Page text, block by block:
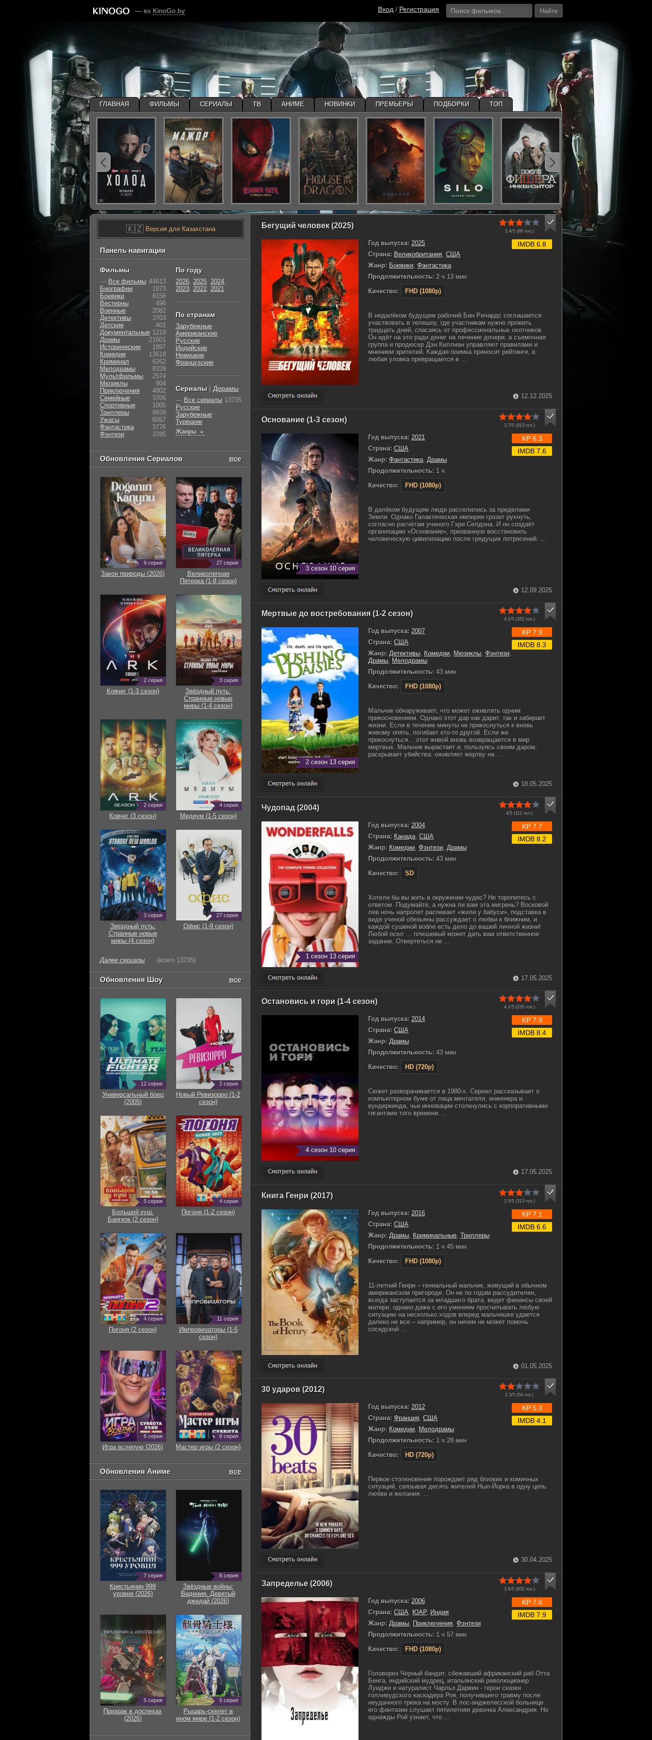
— ex KinoGo.by Вход / Регистрация Найти
Бегущий человек (2025)
3.4/5 (98 гол.)
Год выпуска: 2025
Страна: Великобритания, США
Жанр: Боевики, Фантастика
Продолжительность: 2 ч 13 мин
Качество:
FHD (1080p)
IMDB 6.8
В недалёком будущем рабочий Бен Ричардс соглашается
участвовать в телешоу, где участникам нужно прожить
тридцать дней, спасаясь от профессиональных охотников.
Он идёт на это ради денег на лечение дочери, а съемочная
группа и продюсер Дэн Киллиан управляют правилами и
мнением зрителей. Каждая поимка приносит рейтинги, а
любая уловка превращается в ...
12.12.2025
Основание (1-3 сезон)
3.7/5 (813гол.)
3 сезон 10 серия
Год выпуска: 2021
Страна: США
Жанр: Фантастика Драмы
Продолжительность: 1 ч
Качество:
FHD (1080p)
KP 6.3
IMDB 7.6
В далёком будущем люди расселились за пределами
Земли. Однако Галактическая империя грозит рухнуть,
согласно расчётам ученого Гэри Селдона. И он создаёт
организацию «Основание», призванную восстановить
человеческую цивилизацию после грядущих потрясений. ...
12.09.2025
Мертвые до востребования (1-2 сезон)
4.1/5 (352гол.)
2 сезон 13 серия
Год выпуска: 2007
Страна: США
Жанр: Детективы, Комедии, Мюзиклы, Фэнтези,
Драмы, Мелодрамы
Продолжительность: 43 мин
Качество:
FHD (1080p)
KP 7.9
IMDB 8.3
Мальчик обнаруживает, что может оживлять одним
прикосновением. Однако этот дар как дарит, так и забирает
жизни. Если в течение минуты не прикоснуться к вновь
живому опять, погибает кто-то другой. Если же
прикоснуться... этот живой вновь возвращается в мир
мертвых. Мальчик вырастает и, пользуясь своим даром,
раскрывает убийства: оживляет жертву на ...
18.05.2025
Чудопад (2004)
4/5 (112 гол.)
1 сезон 13 серия
Год выпуска: 2004
Страна: Канада США
Жанр: Комедии Фэнтези Драмы
Продолжительность: 43 мин
Качество:
SD
KP 7.7
IMDB 8.2
Хотели бы вы жить в окружении чудес? Не торопитесь с
ответом. Подумайте, а нужна ли вам эта мигрень? Восковой
лев ночь напролет распевает «жили у бабуси», подставка в
виде ученой обезьяны рассуждает о любви к ближним, и
каждой сушеной вобле есть дело до вашей личной жизни!
Любой осел … плюшевый может дать вам ответственное
задание. Отвертеться не ...
17.05.2025
Остановись и гори (1-4 сезон)
4.1/5 (235гол.)
4 сезон 10 серия
Год выпуска: 2014
Страна: США
Жанр: Драмы
Продолжительность: 43 мин
Качество:
HD (720p)
KP 7.9
IMDB 8.4
Сюжет разворачивается в 1980-х. Сериал рассказывает о
компьютерном буме от лица мечтателя, инженера и
вундеркинда, чьи инновации столкнулись с корпоративными
гигантами того времени. ...
17.05.2025
Книга Генри (2017)
3.5/5 (313гол.)
Год выпуска: 2016
Страна: США
Жанр: Драмы Криминальные Триллеры
Продолжительность: 1 ч 45 мин
Качество:
FHD (1080p)
KP 7.1
IMDB 6.6
11-летний Генри – гениальный мальчик, живущий в обычном
американском пригороде. Он не по годам рассудителен,
всегда заступается за младшего брата, ведет финансы своей
матери, однако даже с его умением просчитывать любую
ситуацию на несколько ходов вперед мальчишке удается
далеко не все – например, он ничем не может помочь
соседской ...
01.05.2025
30 ударов (2012)
2.3/5 (54 гол.)
Год выпуска: 2012
Страна: Франция, США
Жанр: Комедии, Мелодрамы
Продолжительность: 1 ч 28 мин
Качество:
HD (720p)
KP 5.3
IMDB 4.1
Первое столкновение порождает ряд близких и комичных
ситуаций, связывая десять жителей Нью-Йорка в одну цепь
любви и желания. ...
30.04.2025
Запределье (2006)
3.8/5 (832гол.)
Год выпуска: 2006
Страна: США ЮАР, Индия
Жанр: Драмы Приключения Фэнтези
Продолжительность: 1 ч 57 мин
Качество:
FHD (1080p)
KP 7.6
IMDB 7.9
Головорез Черный бандит, сбежавший африканский раб Отта
Бенга, индийский мудрец, итальянский революционер
Луиджи и натуралист Чарльз Дарвин - герои сказки
голливудского каскадера Роя, получившего травму после
неудачного трюка на мосту. В лос-анджелесской больнице
его фантазии слушает пятилетняя девочка Александрия. Но
однажды Рой узнает, что ...
🇰🇿Версия для Казахстана
Панель навигации
Фильмы
— Все фильмы 44613
Биографии
1873
Боевики
8156
Вестерны
496
Военные
2082
Детективы
3703
Детские
401
Документальные 1219
Драмы
21601
Исторические
1897
Комедии
13618
Криминал
6262
Мелодрамы
8339
Мультфильмы
2574
Мюзиклы
904
Приключения
4802
Семейные
3706
Cпортивные
1005
Триллеры
9939
Ужасы
6057
Фантастика
3776
Фэнтези
3785
По году
2026, 2025, 2024,
2023, 2022, 2021
По странам
Зарубежные
Американские
Русские
Индийские
Немецкие
Французские
Сериалы | Дорамы
— Все сериалы 13735
Русские
Зарубежные
Турецкие
Жанры
►
Обновления Сериалов все
9 серия
Закон природы (2026)
27 серия
Великолепная
Пятерка (1-8 сезон)
2 серия
Ковчег (1-3 сезон)
3 серия
Звёздный путь:
Странные новые
миры (1-4 сезон)
2 серия
Ковчег (3 сезон)
4 серия
Медиум (1-5 сезон)
3 серия
Звездный путь:
Странные новые
миры (4 сезон)
27 серия
Офис (1-9 сезон)
Далее сериалы (всего 13735)
Обновления Шоу все
12 серия
Универсальный боец
(2005)
2 серия
Новый Ревизорро (1-2
сезон)
5 серия
Большой куш.
Бангкок (2 сезон)
4 серия
Погоня (1-2 сезон)
4 серия
Погоня (2 сезон)
11 серия
Импровизаторы (1-5
сезон)
6 серия
Игра вслепую (2026)
8 серия
Мастер игры (2 сезон)
Обновления Аниме все
7 серия
Крестьянин 999
уровня (2026)
8 серия
Звёздные войны:
Видения. Девятый
джедай (2026)
5 серия
Призрак в доспехах
(2026)
5 серия
Рыцарь-скелет в
ином мире (1-2 сезон)
ГЛАВНАЯ ФИЛЬМЫ СЕРИАЛЫ ТВ АНИМЕ НОВИНКИ ПРЕМЬЕРЫ ПОДБОРКИ ТОП